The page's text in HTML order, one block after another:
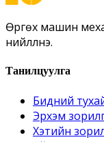
Өргөх машин механизмын зах зээлд өөрийн нөөц бололцоо, туршлага дээр тулгуурлан дэвшилтэт технологи нэвтрүүлж мэргэжлийн чадавхи бүхий ажилчдыг бэлтгэн
нийлүүлнэ.
Танилцуулга
Бидний
Эрхэм
Хэтийн